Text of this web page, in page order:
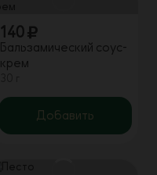
140
Бальзамический соус-
крем
Добавить